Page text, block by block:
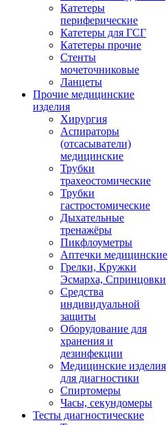
Катетеры
периферические
Катетеры для ГСГ
Катетеры прочие
Стенты
мочеточниковые
Ланцеты
Прочие медицинские
изделия
Хирургия
Аспираторы
(отсасыватели)
медицинские
Трубки
трахеостомические
Трубки
гастростомические
Дыхательные
тренажёры
Пикфлоуметры
Аптечки медицинские
Грелки, Кружки
Эсмарха, Спринцовки
Средства
индивидуальной
защиты
Оборудование для
хранения и
дезинфекции
Медицинские изделия
для диагностики
Спиртомеры
Часы, секундомеры
Тесты диагностические